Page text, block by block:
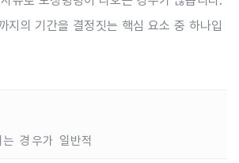
지의 기간을 결정짓는 핵심 요소 중 하나입
경우가 일반적